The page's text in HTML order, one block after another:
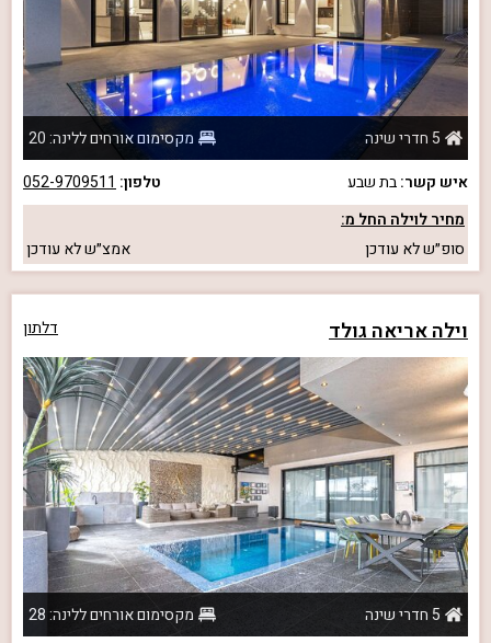
5 חדרי שינה
מקסימום אורחים ללינה: 20
איש קשר:בת שבע טלפון: 052-9709511
מחיר לוילה החל מ:
סופ״שלא עודכן אמצ״שלא עודכן
וילה אריאה גולד דלתון
5 חדרי שינה
מקסימום אורחים ללינה: 28